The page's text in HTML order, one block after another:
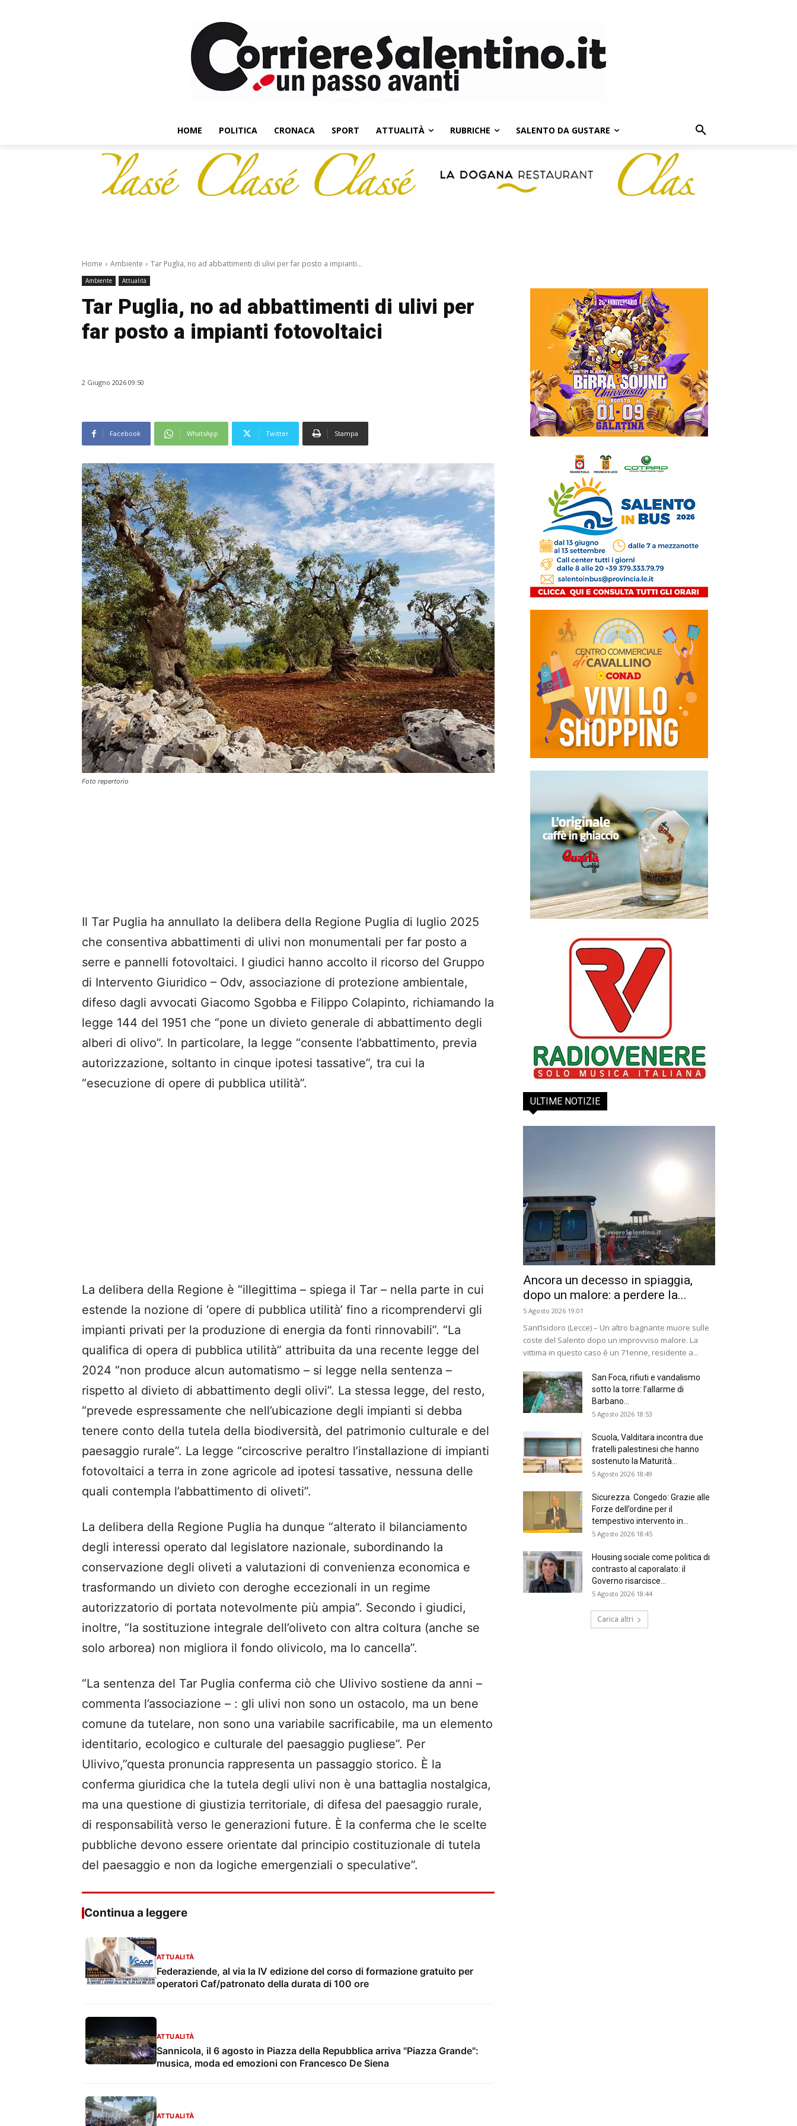
HOME POLITICA CRONACA SPORT ATTUALITÀ RUBRICHE SALENTO DA GUSTARE
Home Ambiente Tar Puglia, no ad abbattimenti di ulivi per far posto a impianti...
Ambiente Attualità
Tar Puglia, no ad abbattimenti di ulivi per
far posto a impianti fotovoltaici
2 Giugno 2026 09:50
Facebook WhatsApp Twitter Stampa
Foto repertorio
Il Tar Puglia ha annullato la delibera della Regione Puglia di luglio 2025
che consentiva abbattimenti di ulivi non monumentali per far posto a
serre e pannelli fotovoltaici. I giudici hanno accolto il ricorso del Gruppo
di Intervento Giuridico – Odv, associazione di protezione ambientale,
difeso dagli avvocati Giacomo Sgobba e Filippo Colapinto, richiamando la
legge 144 del 1951 che “pone un divieto generale di abbattimento degli
alberi di olivo”. In particolare, la legge “consente l’abbattimento, previa
autorizzazione, soltanto in cinque ipotesi tassative”, tra cui la
“esecuzione di opere di pubblica utilità”.
La delibera della Regione è “illegittima – spiega il Tar – nella parte in cui
estende la nozione di ‘opere di pubblica utilità’ fino a ricomprendervi gli
impianti privati per la produzione di energia da fonti rinnovabili”. “La
qualifica di opera di pubblica utilità” attribuita da una recente legge del
2024 “non produce alcun automatismo – si legge nella sentenza –
rispetto al divieto di abbattimento degli olivi”. La stessa legge, del resto,
“prevede espressamente che nell’ubicazione degli impianti si debba
tenere conto della tutela della biodiversità, del patrimonio culturale e del
paesaggio rurale”. La legge “circoscrive peraltro l’installazione di impianti
fotovoltaici a terra in zone agricole ad ipotesi tassative, nessuna delle
quali contempla l’abbattimento di oliveti”.
La delibera della Regione Puglia ha dunque “alterato il bilanciamento
degli interessi operato dal legislatore nazionale, subordinando la
conservazione degli oliveti a valutazioni di convenienza economica e
trasformando un divieto con deroghe eccezionali in un regime
autorizzatorio di portata notevolmente più ampia”. Secondo i giudici,
inoltre, “la sostituzione integrale dell’oliveto con altra coltura (anche se
solo arborea) non migliora il fondo olivicolo, ma lo cancella”.
“La sentenza del Tar Puglia conferma ciò che Ulivivo sostiene da anni –
commenta l’associazione – : gli ulivi non sono un ostacolo, ma un bene
comune da tutelare, non sono una variabile sacrificabile, ma un elemento
identitario, ecologico e culturale del paesaggio pugliese”. Per
Ulivivo,”questa pronuncia rappresenta un passaggio storico. È la
conferma giuridica che la tutela degli ulivi non è una battaglia nostalgica,
ma una questione di giustizia territoriale, di difesa del paesaggio rurale,
di responsabilità verso le generazioni future. È la conferma che le scelte
pubbliche devono essere orientate dal principio costituzionale di tutela
del paesaggio e non da logiche emergenziali o speculative”.
Continua a leggere
ATTUALITÀ
Federaziende, al via la IV edizione del corso di formazione gratuito per
operatori Caf/patronato della durata di 100 ore
ATTUALITÀ
Sannicola, il 6 agosto in Piazza della Repubblica arriva "Piazza Grande":
musica, moda ed emozioni con Francesco De Siena
ATTUALITÀ
ULTIME NOTIZIE
Ancora un decesso in spiaggia,
dopo un malore: a perdere la...
5 Agosto 2026 19:01
Sant’Isidoro (Lecce) – Un altro bagnante muore sulle
coste del Salento dopo un improvviso malore. La
vittima in questo caso è un 71enne, residente a...
San Foca, rifiuti e vandalismo
sotto la torre: l’allarme di
Barbano...
5 Agosto 2026 18:53
Scuola, Valditara incontra due
fratelli palestinesi che hanno
sostenuto la Maturità...
5 Agosto 2026 18:49
Sicurezza. Congedo: Grazie alle
Forze dell’ordine per il
tempestivo intervento in...
5 Agosto 2026 18:45
Housing sociale come politica di
contrasto al caporalato: il
Governo risarcisce...
5 Agosto 2026 18:44
Carica altri